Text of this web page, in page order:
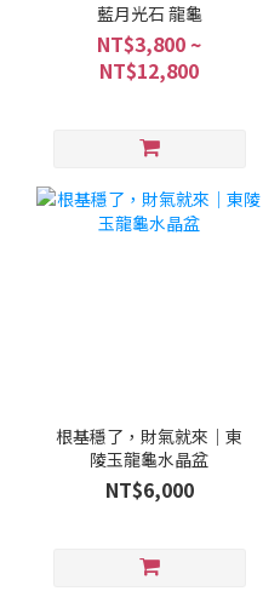
藍月光石 龍龜
NT$3,800 ~
NT$12,800
根基穩了，財氣就來｜東
陵玉龍龜水晶盆
NT$6,000